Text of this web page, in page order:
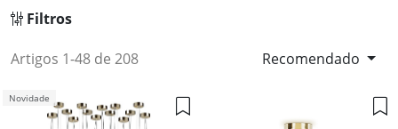
entre a fonte de luz e a superfície que iluminam, gerando uma
candeeiros suspensos desta coleção foram concebidos para
valorizada. Cada modelo tem uma silhueta definida que
contribui para a composição visual do teto com igual
Filtros
Artigos 1-48 de 208 Recomendado
Novidade